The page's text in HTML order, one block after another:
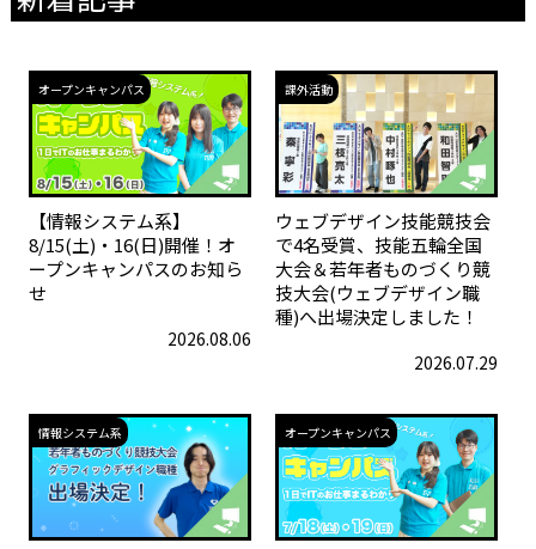
オープンキャンパス
【情報システム系】
8/15(土)・16(日)開催！オ
ープンキャンパスのお知ら
せ
2026.08.06
課外活動
ウェブデザイン技能競技会
で4名受賞、技能五輪全国
大会＆若年者ものづくり競
技大会(ウェブデザイン職
種)へ出場決定しました！
2026.07.29
情報システム系 オープンキャンパス